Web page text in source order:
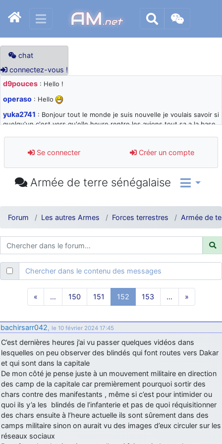
AM.net
chat
connectez-vous !
d9pouces : Hello !
operaso : Hello
yuka2741 : Bonjour tout le monde je suis nouvelle je voulais savoir si
quelqu'un c'est vers qu'elle heure rentre les avions tout sa a la base
d9pouces: désolé pour les quelques blocages du site ces derniers
jours : je teste des méthodes contre le spam et les bots trop nocifs
paxwax : Super, la nouvelle bannière
comprendre
d9pouces: ouakamois > si tu parles du sujet sur l'Armée de l'Air,
bien sûr que oui !
je suis un avion@,._,+: Bonjour je viens d'arriver il y a quelques
moi et quelques avions n'ont pas les mêmes noms qu'aujourd'hui
ouakamois: Bonjourà toutes et à tous.en espérantque ces
quelques images du Pays Basque vous auront plu ; Agur…
d9pouces
fox_50: Bonjour, certains parmis vous étaient-ils présent au
meeting de Lann Bihoué de 2026 ?
cachée dans les pins
: Coucou et excellente année 2026 à tous et
au site!
jericho: Bonne année et tous mes meilleurs voeux à tous pour
2026 !
little boy: je vous souhaite un bon réveillon pour cette nouvelle
année!
jericho : Merci D9pouces, à mon tour de souhaiter un Joyeux Noël
Se connecter Créer un compte
Armée de terre sénégalaise
Forum Les autres Armes Forces terrestres Armée de
Chercher dans le contenu des messages
« … 150 151 152 153 … »
bachirsarr042, le 10 février 2024 17:45
C’est dernières heures j’ai vu passer quelques vidéos dans
lesquelles on peu observer des blindés qui font routes vers Dakar
et qui sont dans la capitale
De mon côté je pense juste à un mouvement militaire en direction
des camp de la capitale car premièrement pourquoi sortir des
chars contre des manifestants , même si c’est pour intimider ou
quoi ils y’a les blindés de l’infanterie et pas de quoi réquisitionner
des chars ensuite à l’heure actuelle ils sont sûrement dans des
camps militaire sinon on aurait vu des images d’eux circuler sur les
réseaux sociaux